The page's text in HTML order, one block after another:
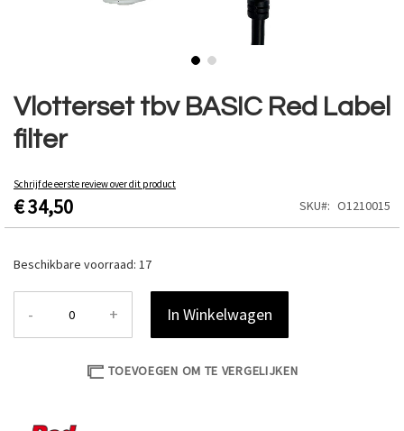
Vlotterset tbv BASIC Red Label
filter
Schrijf de eerste review over dit product
€ 34,50 SKU O1210015
Beschikbare voorraad: 17
- + In Winkelwagen
TOEVOEGEN OM TE VERGELIJKEN
naar
het
begin
van
afbeeldingen-
gallerij